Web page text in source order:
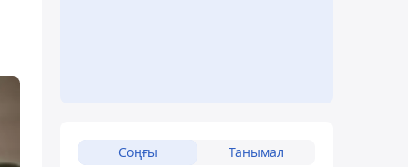
Соңғы Танымал